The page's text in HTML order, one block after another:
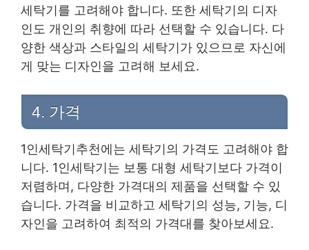
세탁기를 고려해야 합니다. 또한 세탁기의 디자
인도 개인의 취향에 따라 선택할 수 있습니다. 다
양한 색상과 스타일의 세탁기가 있으므로 자신에
게 맞는 디자인을 고려해 보세요.
4. 가격
1인세탁기추천에는 세탁기의 가격도 고려해야 합
니다. 1인세탁기는 보통 대형 세탁기보다 가격이
저렴하며, 다양한 가격대의 제품을 선택할 수 있
습니다. 가격을 비교하고 세탁기의 성능, 기능, 디
자인을 고려하여 최적의 가격대를 찾아보세요.